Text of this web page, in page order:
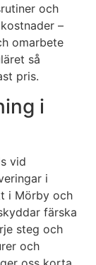
och
–
omarbete
så
pris.
i
vid
i
i Mörby och
färska
steg och
och